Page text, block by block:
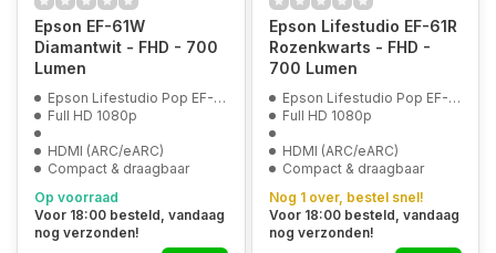
Epson EF-61W
Diamantwit - FHD - 700
Lumen
Epson Lifestudio Pop EF-61W
Full HD 1080p
HDMI (ARC/eARC)
Compact & draagbaar
Op voorraad
Voor 18:00 besteld, vandaag
nog verzonden!
Epson Lifestudio EF-61R
Rozenkwarts - FHD -
700 Lumen
Epson Lifestudio Pop EF-61G
Full HD 1080p
HDMI (ARC/eARC)
Compact & draagbaar
Nog 1 over, bestel snel!
Voor 18:00 besteld, vandaag
nog verzonden!